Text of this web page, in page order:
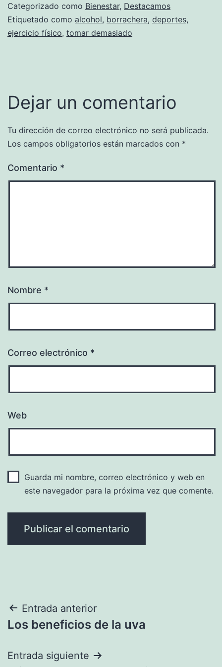
Categorizado como Bienestar, Destacamos
Etiquetado como alcohol, borrachera, deportes,
ejercicio físico, tomar demasiado
Dejar un comentario
Tu dirección de correo electrónico no será publicada.
Los campos obligatorios están marcados con *
Comentario *
Nombre *
Correo electrónico *
Web
Guarda mi nombre, correo electrónico y web en
este navegador para la próxima vez que comente.
Navegación
de
entradas
Entrada anterior
Los beneficios de la uva
Entrada siguiente